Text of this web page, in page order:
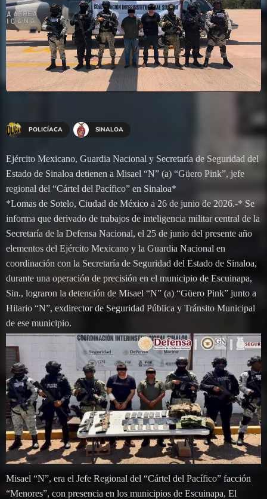
POLICÍACA SINALOA
Ejército Mexicano, Guardia Nacional y Secretaría de Seguridad del
Estado de Sinaloa detienen a Misael “N” (a) “Güero Pink”, jefe
regional del “Cártel del Pacífico” en Sinaloa*
*Lomas de Sotelo, Ciudad de México a 26 de junio de 2026.-* Se
informa que derivado de trabajos de inteligencia militar central de la
Secretaría de la Defensa Nacional, el 25 de junio del presente año
elementos del Ejército Mexicano y la Guardia Nacional en
coordinación con la Secretaría de Seguridad del Estado de Sinaloa,
durante una operación de precisión en el municipio de Escuinapa,
Sin., lograron la detención de Misael “N” (a) “Güero Pink” junto a
Hilario “N”, exdirector de Seguridad Pública y Tránsito Municipal
de ese municipio.
Misael “N”, era el Jefe Regional del “Cártel del Pacífico” facción
“Menores”, con presencia en los municipios de Escuinapa, El